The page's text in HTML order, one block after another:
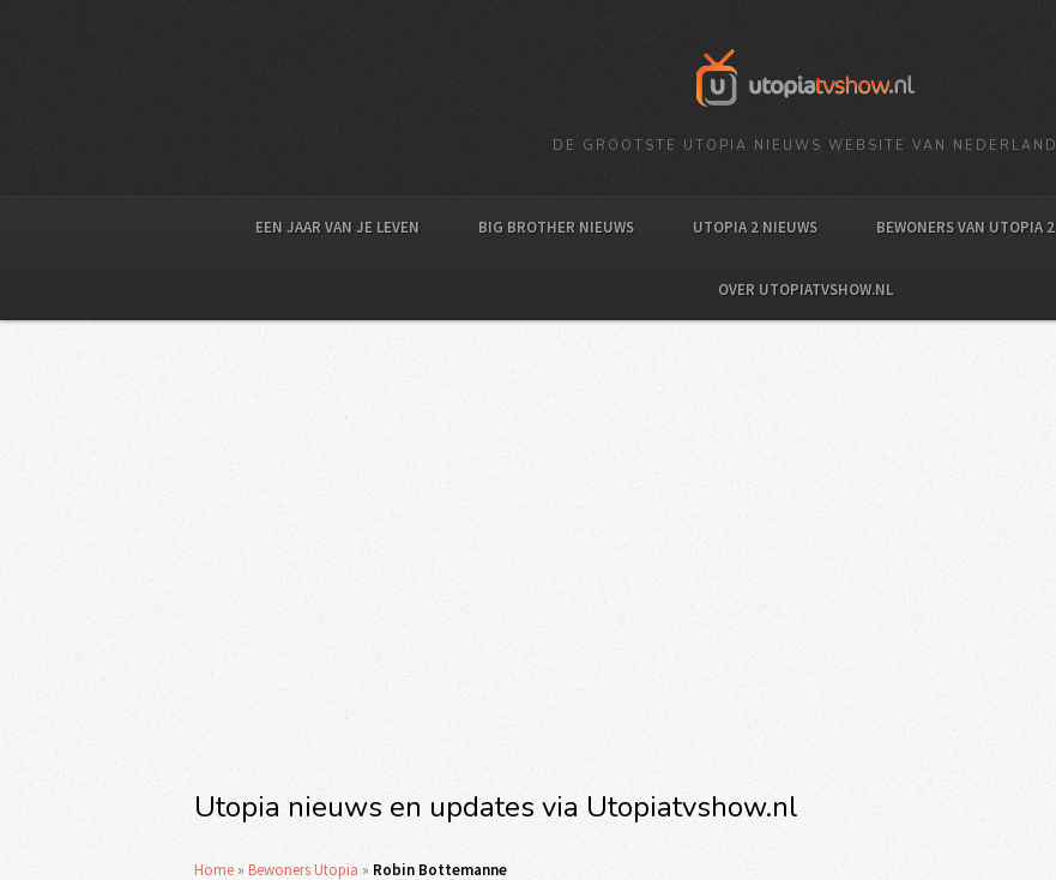
DE GROOTSTE UTOPIA NIEUWS WEBSITE VAN NEDERLAND
EEN JAAR VAN JE LEVEN BIG BROTHER NIEUWS UTOPIA 2 NIEUWS BEWONERS VAN UTOPIA 2
OVER UTOPIATVSHOW.NL
Utopia nieuws en updates via Utopiatvshow.nl
Home » Bewoners Utopia » Robin Bottemanne